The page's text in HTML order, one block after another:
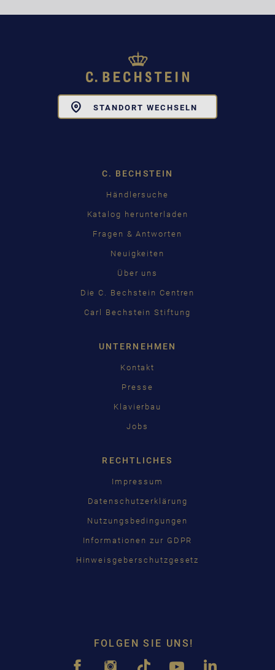
STANDORT WECHSELN
C. BECHSTEIN
Händlersuche
Katalog herunterladen
Fragen & Antworten
Neuigkeiten
Über uns
Die C. Bechstein Centren
Carl Bechstein Stiftung
UNTERNEHMEN
Kontakt
Presse
Klavierbau
Jobs
RECHTLICHES
Impressum
Datenschutzerklärung
Nutzungsbedingungen
Informationen zur GDPR
Hinweisgeberschutzgesetz
FOLGEN SIE UNS!